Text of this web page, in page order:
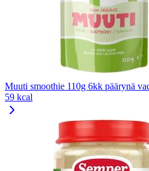
Muuti smoothie 110g 6kk päärynä
59 kcal